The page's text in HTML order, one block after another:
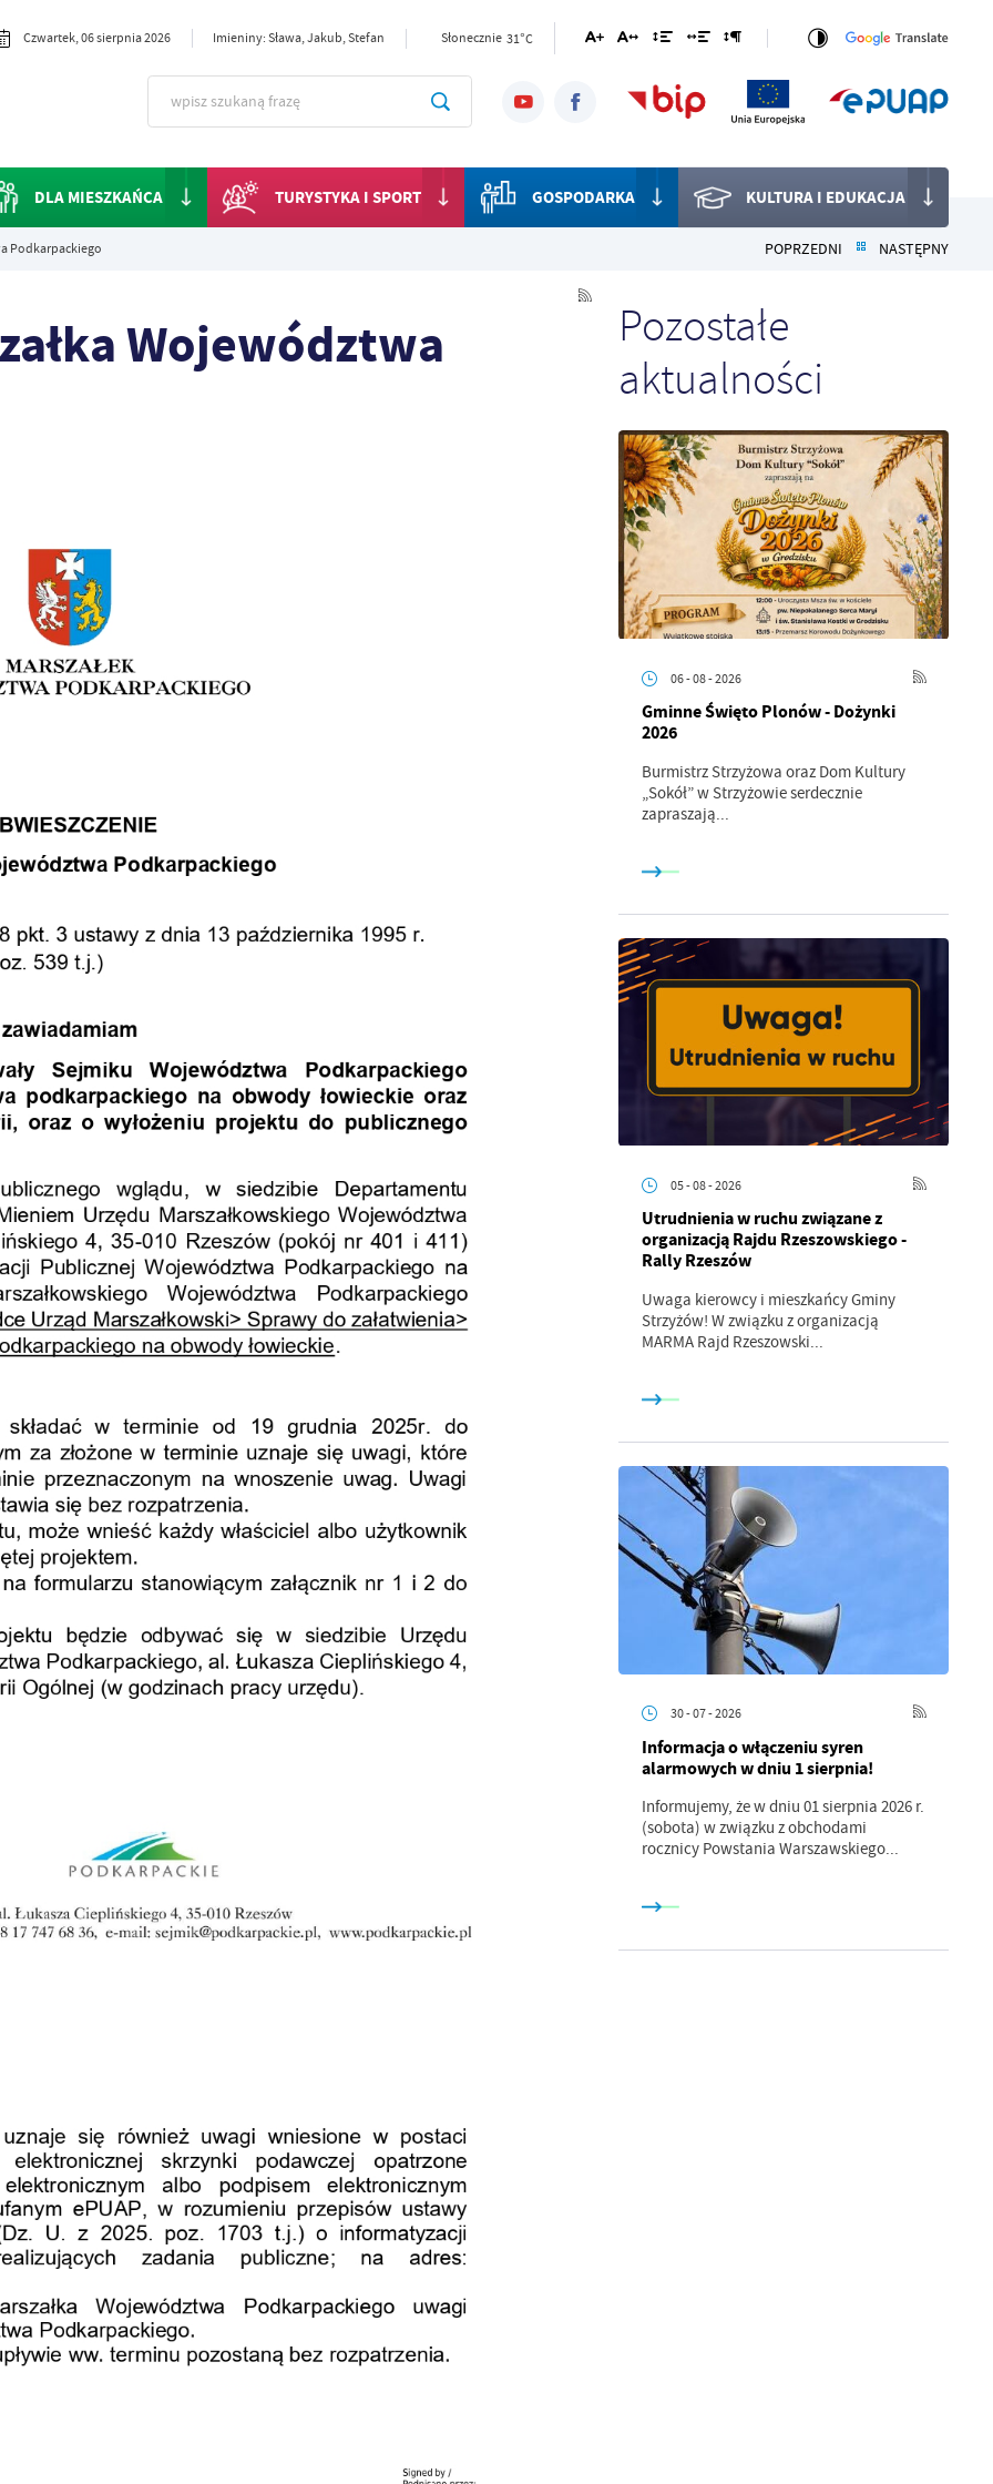
Czwartek, 06 sierpnia 2026 Imieniny: Sława, Jakub, Stefan Słonecznie 31°C
DLA MIESZKAŃCA TURYSTYKA I SPORT GOSPODARKA KULTURA I EDUKACJA
Podkarpackiego POPRZEDNI NASTĘPNY
Województwa
Pozostałe
aktualności
06 - 08 - 2026
Gminne Święto Plonów - Dożynki
2026
Burmistrz Strzyżowa oraz Dom Kultury
„Sokół” w Strzyżowie serdecznie
zapraszają...
05 - 08 - 2026
Utrudnienia w ruchu związane z
organizacją Rajdu Rzeszowskiego -
Rally Rzeszów
Uwaga kierowcy i mieszkańcy Gminy
Strzyżów! W związku z organizacją
MARMA Rajd Rzeszowski...
30 - 07 - 2026
Informacja o włączeniu syren
alarmowych w dniu 1 sierpnia!
Informujemy, że w dniu 01 sierpnia 2026 r.
(sobota) w związku z obchodami
rocznicy Powstania Warszawskiego...
Ci komfortowe korzystanie z oferowanych przez nas usług.
cookies odpowiadają na podejmowane przez Ciebie działania w celu m.in. dostosowania
ustawień preferencji prywatności, logowania czy wypełniania formularzy. Dzięki plikom
strona, z której korzystasz, może działać bez zakłóceń.
i personalizacyjne
typu pliki cookies umożliwiają stronie internetowej zapamiętanie wprowadzonych przez
tym plikom cookies możemy zapewnić Ci większy komfort korzystania z funkcjonalności
strony poprzez dopasowanie jej do Twoich indywidualnych preferencji. Wyrażenie
na funkcjonalne i personalizacyjne pliki cookies gwarantuje dostępność większej ilości
na stronie.
miejsca oraz częstotliwości, z jaką odwiedzane są nasze serwisy www. Dane